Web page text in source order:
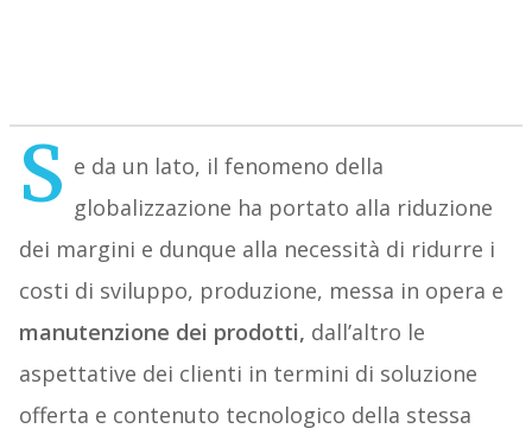
S e da un lato, il fenomeno della
globalizzazione ha portato alla riduzione
dei margini e dunque alla necessità di ridurre i
costi di sviluppo, produzione, messa in opera e
manutenzione dei prodotti, dall’altro le
aspettative dei clienti in termini di soluzione
offerta e contenuto tecnologico della stessa